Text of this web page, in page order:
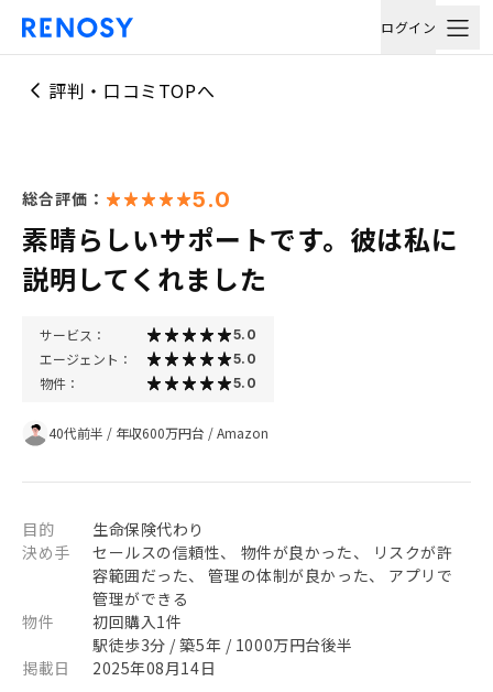
ログイン
評判・口コミTOPへ
総合評価： 5.0
素晴らしいサポートです。彼は私に
説明してくれました
サービス： 5.0
エージェント： 5.0
物件： 5.0
40代前半 / 年収600万円台 /Amazon
目的
生命保険代わり
決め手
セールスの信頼性、 物件が良かった、 リスクが許
容範囲だった、 管理の体制が良かった、 アプリで
管理ができる
物件
初回購入1件
駅徒歩3分 / 築5年 / 1000万円台後半
掲載日
2025年08月14日